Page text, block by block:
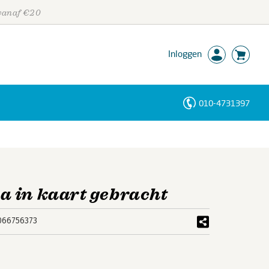
€20
Inloggen
010-4731397
in kaart gebracht
Personen